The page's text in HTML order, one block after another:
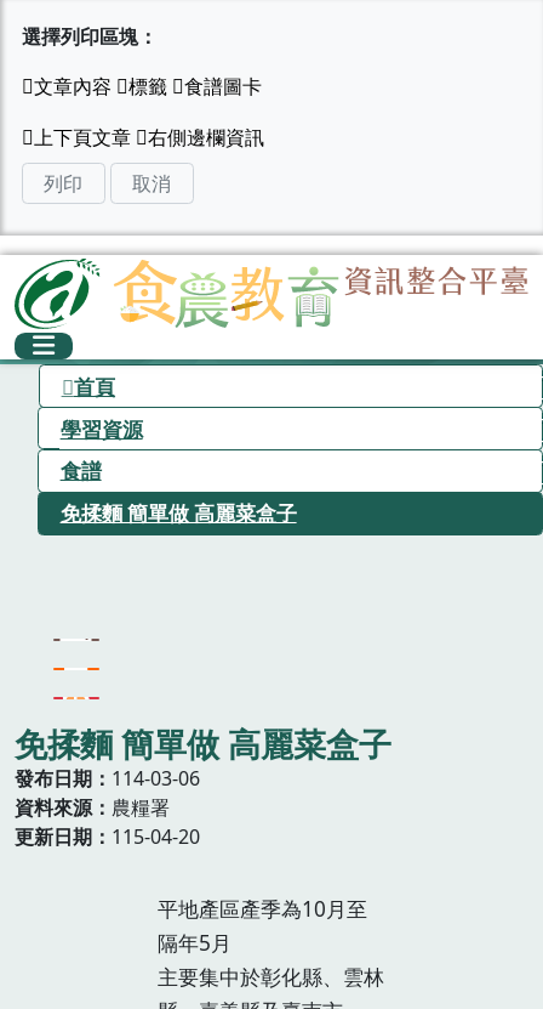
選擇列印區塊：
列印 取消
首頁
學習資源
食譜
免揉麵 簡單做 高麗菜盒子
免揉麵 簡單做 高麗菜盒子
發布日期
114-03-06
資料來源
農糧署
更新日期
115-04-20
平地產區產季為10月至
隔年5月
主要集中於彰化縣、雲林